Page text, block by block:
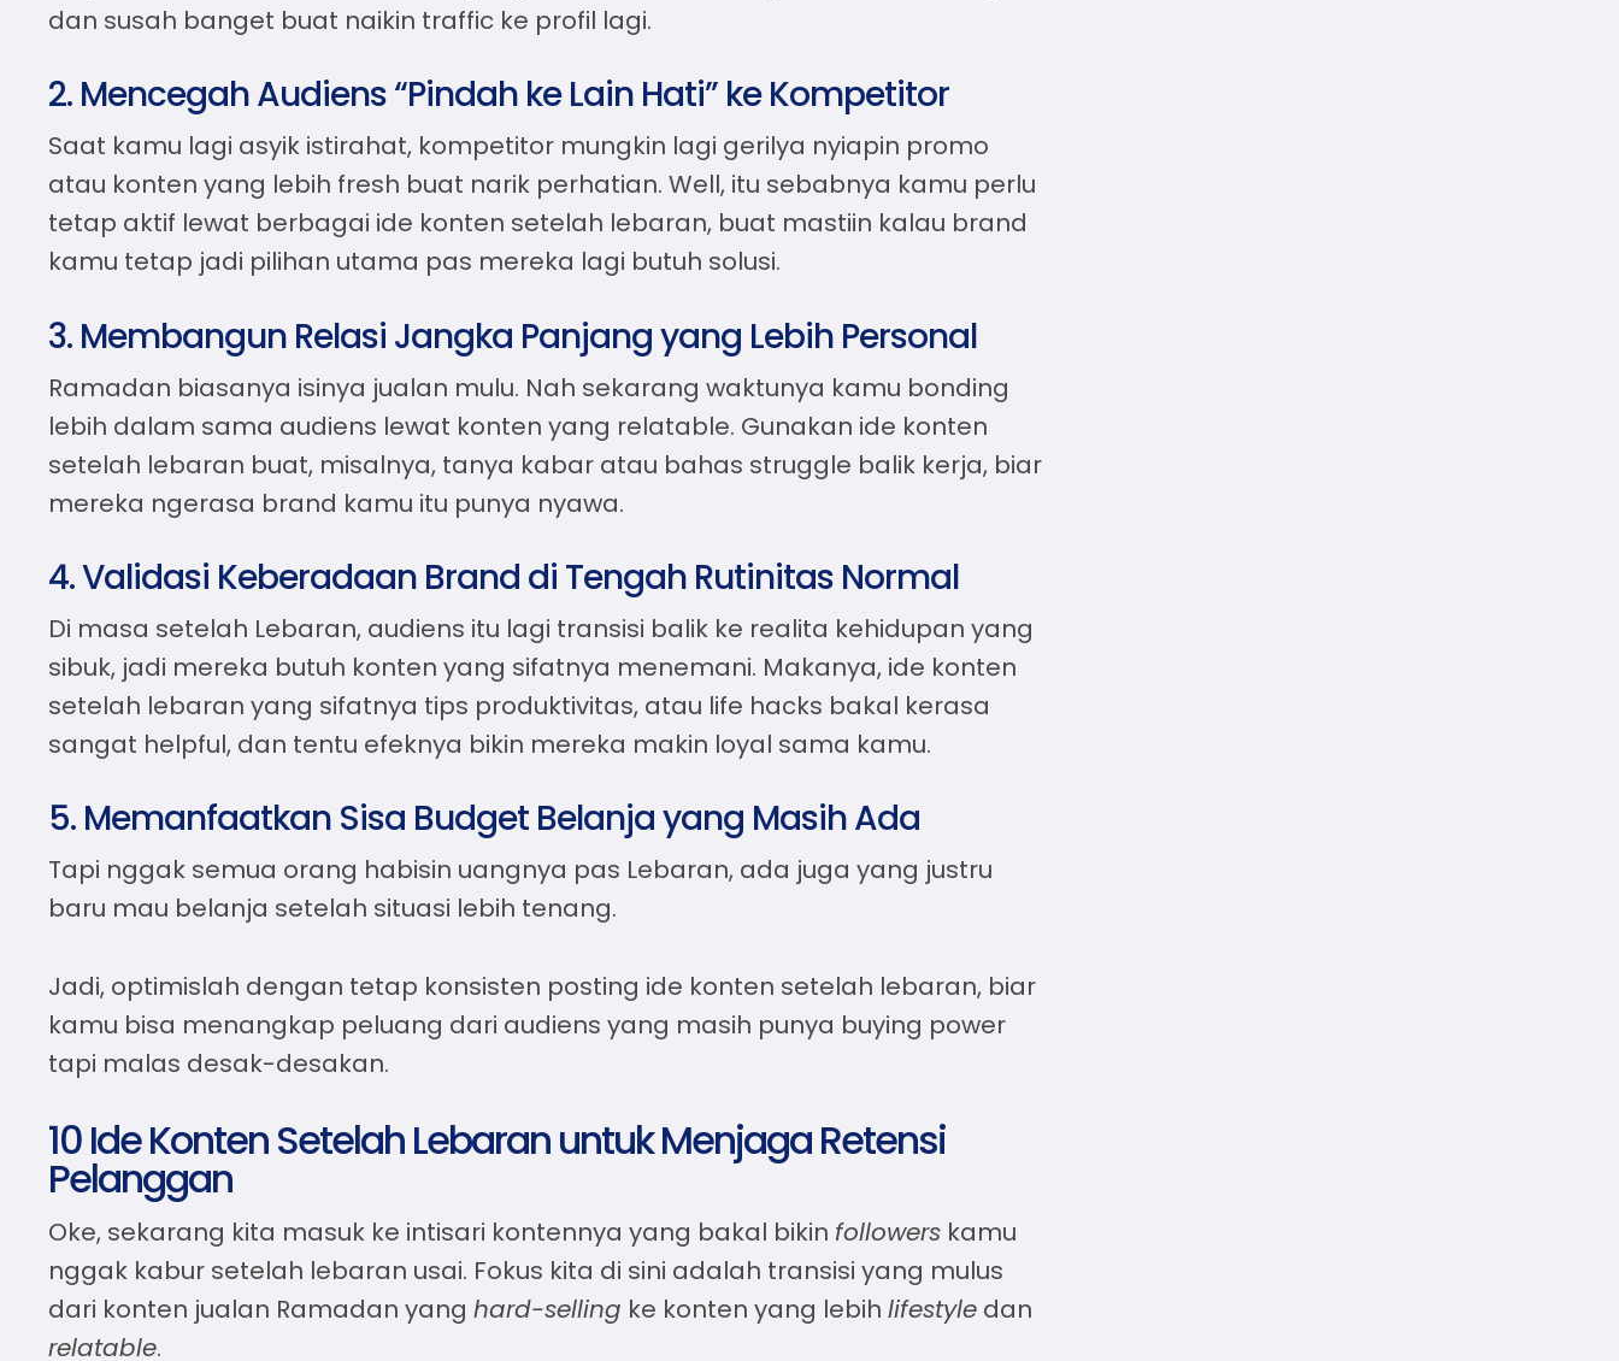
dan susah banget buat naikin traffic ke profil lagi.
2. Mencegah Audiens “Pindah ke Lain Hati” ke Kompetitor
Saat kamu lagi asyik istirahat, kompetitor mungkin lagi gerilya nyiapin promo
atau konten yang lebih fresh buat narik perhatian. Well, itu sebabnya kamu perlu
tetap aktif lewat berbagai ide konten setelah lebaran, buat mastiin kalau brand
kamu tetap jadi pilihan utama pas mereka lagi butuh solusi.
3. Membangun Relasi Jangka Panjang yang Lebih Personal
Ramadan biasanya isinya jualan mulu. Nah sekarang waktunya kamu bonding
lebih dalam sama audiens lewat konten yang relatable. Gunakan ide konten
setelah lebaran buat, misalnya, tanya kabar atau bahas struggle balik kerja, biar
mereka ngerasa brand kamu itu punya nyawa.
4. Validasi Keberadaan Brand di Tengah Rutinitas Normal
Di masa setelah Lebaran, audiens itu lagi transisi balik ke realita kehidupan yang
sibuk, jadi mereka butuh konten yang sifatnya menemani. Makanya, ide konten
setelah lebaran yang sifatnya tips produktivitas, atau life hacks bakal kerasa
sangat helpful, dan tentu efeknya bikin mereka makin loyal sama kamu.
5. Memanfaatkan Sisa Budget Belanja yang Masih Ada
Tapi nggak semua orang habisin uangnya pas Lebaran, ada juga yang justru
baru mau belanja setelah situasi lebih tenang.
Jadi, optimislah dengan tetap konsisten posting ide konten setelah lebaran, biar
kamu bisa menangkap peluang dari audiens yang masih punya buying power
tapi malas desak-desakan.
10 Ide Konten Setelah Lebaran untuk Menjaga Retensi
Pelanggan
Oke, sekarang kita masuk ke intisari kontennya yang bakal bikin followers kamu
nggak kabur setelah lebaran usai. Fokus kita di sini adalah transisi yang mulus
dari konten jualan Ramadan yang hard-selling ke konten yang lebih lifestyle dan
relatable.